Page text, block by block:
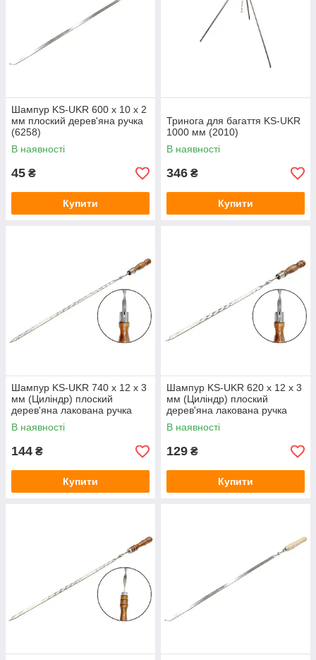
Шампур KS-UKR 600 x 10 х 2
мм плоский дерев'яна ручка
(6258)
В наявності
45 ₴
Купити
Тринога для багаття KS-UKR
1000 мм (2010)
В наявності
346 ₴
Купити
Шампур KS-UKR 740 x 12 х 3
мм (Циліндр) плоский
дерев'яна лакована ручка
(6262)
В наявності
144 ₴
Купити
Шампур KS-UKR 620 x 12 х 3
мм (Циліндр) плоский
дерев'яна лакована ручка
(6261)
В наявності
129 ₴
Купити